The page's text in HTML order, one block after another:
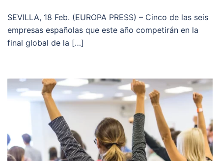
SEVILLA, 18 Feb. (EUROPA PRESS) – Cinco de las seis
empresas españolas que este año competirán en la
final global de la […]